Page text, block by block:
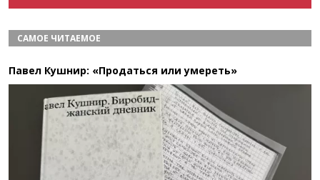
САМОЕ ЧИТАЕМОЕ
Павел Кушнир: «Продаться или умереть»